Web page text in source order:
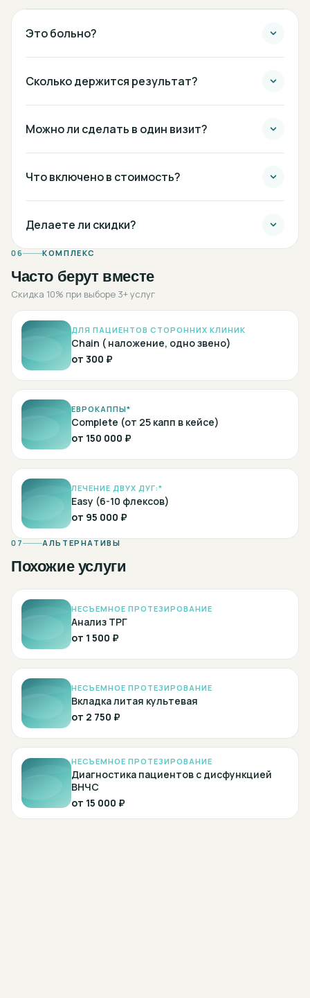
Это больно?
Сколько держится результат?
Можно ли сделать в один визит?
Что включено в стоимость?
Делаете ли скидки?
06 КОМПЛЕКС
Часто берут вместе
Скидка 10% при выборе 3+ услуг
ДЛЯ ПАЦИЕНТОВ СТОРОННИХ КЛИНИК
Chain ( наложение, одно звено)
от 300 ₽
ЕВРОКАППЫ*
Complete (от 25 капп в кейсе)
от 150 000 ₽
ЛЕЧЕНИЕ ДВУХ ДУГ:*
Easy (6-10 флексов)
от 95 000 ₽
07 АЛЬТЕРНАТИВЫ
Похожие услуги
НЕСЪЕМНОЕ ПРОТЕЗИРОВАНИЕ
Анализ ТРГ
от 1 500 ₽
НЕСЪЕМНОЕ ПРОТЕЗИРОВАНИЕ
Вкладка литая культевая
от 2 750 ₽
НЕСЪЕМНОЕ ПРОТЕЗИРОВАНИЕ
Диагностика пациентов с дисфункцией
ВНЧС
от 15 000 ₽